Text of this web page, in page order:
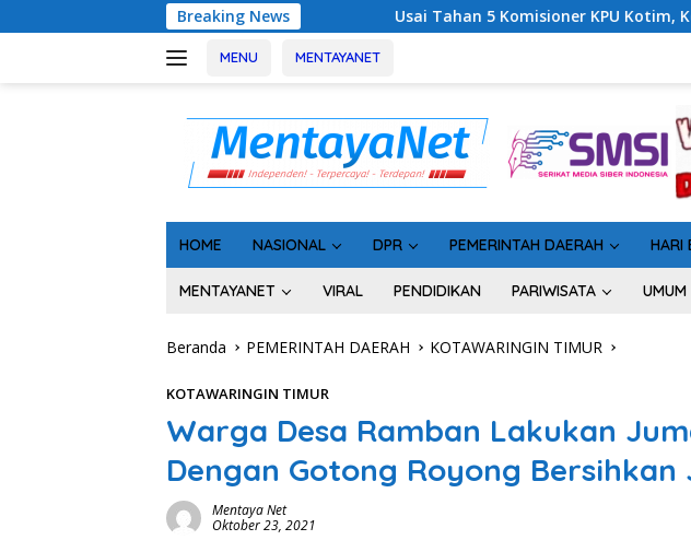
ke
Breaking News
Usai Tahan 5 Komisioner KPU Kotim, Kejati Kalteng Sinyalkan Ada
MENU MENTAYANET
HOME NASIONAL DPR PEMERINTAH DAERAH HARI
MENTAYANET VIRAL PENDIDIKAN PARIWISATA UMUM
Beranda PEMERINTAH DAERAH KOTAWARINGIN TIMUR
KOTAWARINGIN TIMUR
Warga Desa Ramban Lakukan
Dengan Gotong Royong Bersihkan
Mentaya Net
Oktober 23, 2021